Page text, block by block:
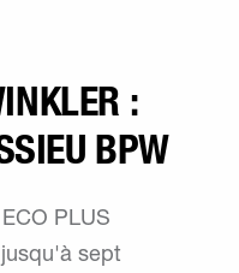
:
BPW
PLUS
sept